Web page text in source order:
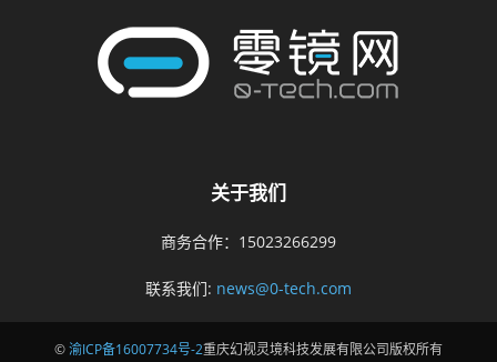
关于我们
商务合作：15023266299
联系我们: news@0-tech.com
©渝ICP备16007734号-2重庆幻视灵境科技发展有限公司版权所有